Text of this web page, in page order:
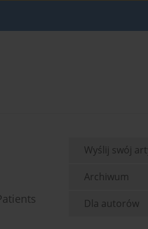
Wyślij swój
Archiwum
Dla autorów